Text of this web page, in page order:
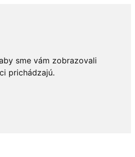
sme vám zobrazovali
prichádzajú.